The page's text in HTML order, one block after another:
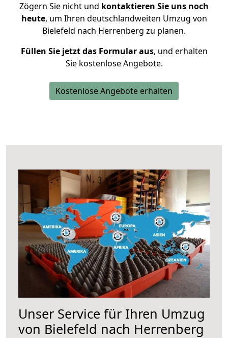
Zögern Sie nicht und kontaktieren Sie uns noch
heute, um Ihren deutschlandweiten Umzug von
Bielefeld nach Herrenberg zu planen.
Füllen Sie jetzt das Formular aus, und erhalten
Sie kostenlose Angebote.
Kostenlose Angebote erhalten
Unser Service für Ihren Umzug
von Bielefeld nach Herrenberg